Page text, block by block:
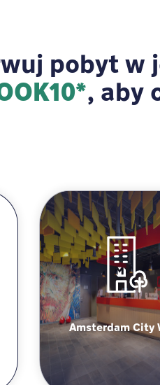
pobyt w
, aby
Amsterdam City